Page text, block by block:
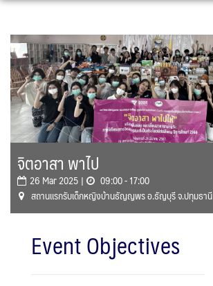
Skip
content
จิตอาสา พาไป
26 Mar 2025 |
09:00 - 17:00
สถานแรกรับเด็กหญิงบ้านธัญญพร อ.ธัญบุรี จ.ปทุมธานี
Event Objectives